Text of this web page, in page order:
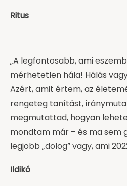
Ritus
„A legfontosabb, ami
mérhetetlen hála! Hálás
Azért, amit értem, az
rengeteg tanítást,
megmutattad, hogyan
mondtam már – és ma sem
legjobb „dolog” vagy, ami
Ildikó